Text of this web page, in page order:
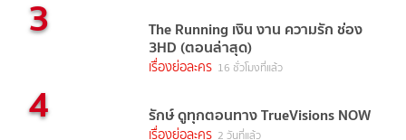
3 The Running เงิน งาน ความรัก ช่อง
3HD (ตอนล่าสุด)
เรื่องย่อละคร 16 ชั่วโมงที่แล้ว
4 รักษ์ ดูทุกตอนทาง TrueVisions NOW
เรื่องย่อละคร 2 วันที่แล้ว